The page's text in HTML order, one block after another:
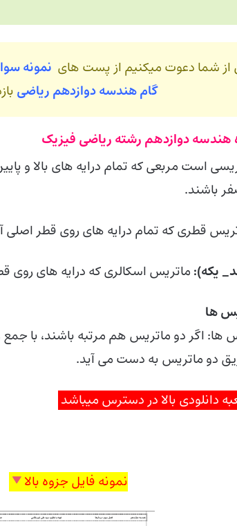
شما دعوت میکنیم از پست های نمونه
گام هندسهدوازدهم ریاضی
هندسه دوازدهم رشته ریاضی فیزیک
است مربعی که تمام درایه های بالا و
باشند.
قطری که تمام درایه های روی قطر اصلی
یکه): ماتریس اسکالری که درایه های روی
ها
ها: اگر دو ماتریس هم مرتبه باشند، با جمع
دو ماتریس به دست می آید.
دانلودی بالا در دسترس میباشد
نمونه فایل جزوه بالا